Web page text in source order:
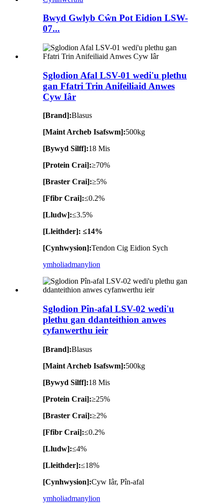
Bwyd Gwlyb Cŵn Pot Eidion LSW-
07...
Sglodion Afal LSV-01 wedi'u plethu
gan Ffatri Trin Anifeiliaid Anwes
Cyw Iâr
[Brand]:Blasus
[Maint Archeb Isafswm]:500kg
[Bywyd Silff]:18 Mis
[Protein Crai]:≥70%
[Braster Crai]:≥5%
[Ffibr Crai]:≤0.2%
[Lludw]:≤3.5%
[Lleithder]: ≤14%
[Cynhwysion]:Tendon Cig Eidion Sych
ymholiadmanylion
Sglodion Pîn-afal LSV-02 wedi'u
plethu gan ddanteithion anwes
cyfanwerthu ieir
[Brand]:Blasus
[Maint Archeb Isafswm]:500kg
[Bywyd Silff]:18 Mis
[Protein Crai]:≥25%
[Braster Crai]:≥2%
[Ffibr Crai]:≤0.2%
[Lludw]:≤4%
[Lleithder]:≤18%
[Cynhwysion]:Cyw Iâr, Pîn-afal
ymholiadmanylion